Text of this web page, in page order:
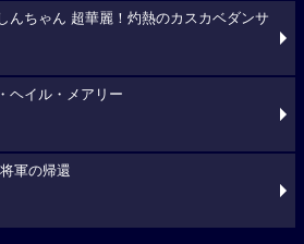
んちゃん 超華麗！灼熱のカスカベダンサ
ヘイル・メアリー
軍の帰還